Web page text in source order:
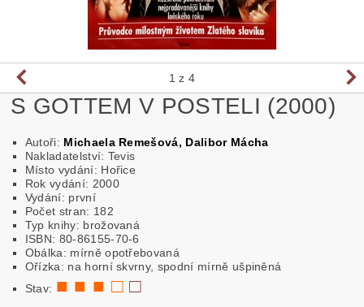
1 z 4
S GOTTEM V POSTELI (2000)
Autoři: Michaela Remešová, Dalibor Mácha
Nakladatelství: Tevis
Místo vydání: Hořice
Rok vydání: 2000
Vydání: první
Počet stran: 182
Typ knihy: brožovaná
ISBN: 80-86155-70-6
Obálka: mírně opotřebovaná
Ořízka: na horní skvrny, spodní mírně ušpiněná
Stav: ■ ■ ■ □ □